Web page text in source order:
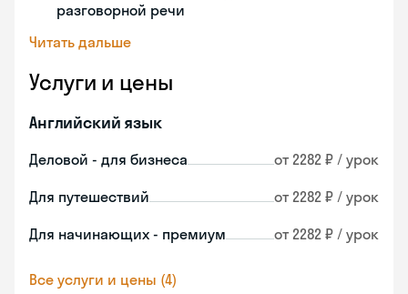
разговорной речи
Читать дальше
Услуги и цены
Английский язык
Деловой - для бизнеса от 2282 ₽ / урок
Для путешествий от 2282 ₽ / урок
Для начинающих - премиум от 2282 ₽ / урок
Все услуги и цены (4)